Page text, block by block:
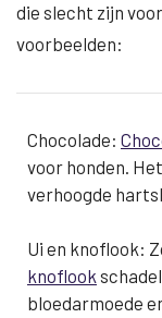
die slecht zijn
voorbeelden:
Chocolade:
voor honden.
verhoogde
Ui en knoflook:
knoflook
bloedarmoede